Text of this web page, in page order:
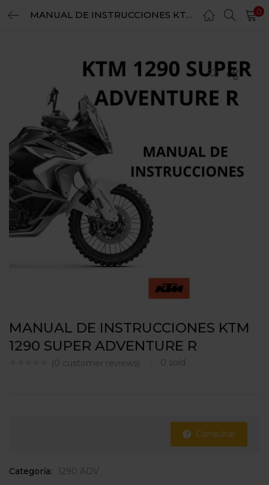
MANUAL DE INSTRUCCIONES KTM 1290 SUPER ADVENTURE R 0
MANUAL DE INSTRUCCIONES KTM
1290 SUPER ADVENTURE R
(0 customer reviews) 0 sold
Consultar
Categoría:
1290 ADV
LOGIN REGISTER
Enter your username and password to login.
Remember me
Login
Lost password?